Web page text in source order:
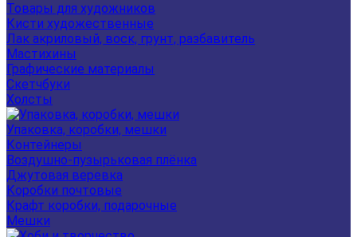
Товары для художников
Кисти художественные
Лак акриловый, воск, грунт, разбавитель
Мастихины
Графические материалы
Скетчбуки
Холсты
Упаковка, коробки, мешки
Контейнеры
Воздушно-пузырьковая плёнка
Джутовая веревка
Коробки почтовые
Крафт коробки, подарочные
Мешки